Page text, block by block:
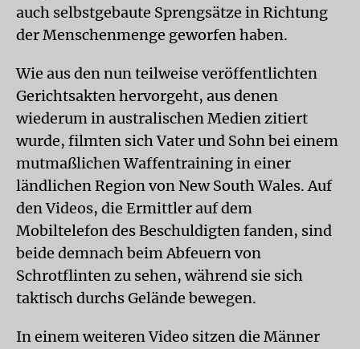
auch selbstgebaute Sprengsätze in Richtung
der Menschenmenge geworfen haben.
Wie aus den nun teilweise veröffentlichten
Gerichtsakten hervorgeht, aus denen
wiederum in australischen Medien zitiert
wurde, filmten sich Vater und Sohn bei einem
mutmaßlichen Waffentraining in einer
ländlichen Region von New South Wales. Auf
den Videos, die Ermittler auf dem
Mobiltelefon des Beschuldigten fanden, sind
beide demnach beim Abfeuern von
Schrotflinten zu sehen, während sie sich
taktisch durchs Gelände bewegen.
In einem weiteren Video sitzen die Männer